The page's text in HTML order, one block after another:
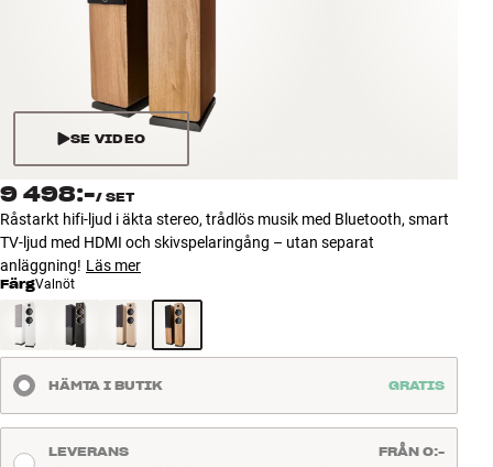
Tillbehör
INSPIRATION
MÄRKEN
NYHETER
ERBJUDANDEN
Hitta Butik
Kundtjänst
Logga in
Bygg med ljud
Företag
SE VIDEO
9 498:-/ SET
Råstarkt hifi-ljud i äkta stereo, trådlös musik med Bluetooth, smart
TV-ljud med HDMI och skivspelaringång – utan separat
anläggning! Läs mer
FärgValnöt
HÄMTA I BUTIK GRATIS
LEVERANS FRÅN 0:-